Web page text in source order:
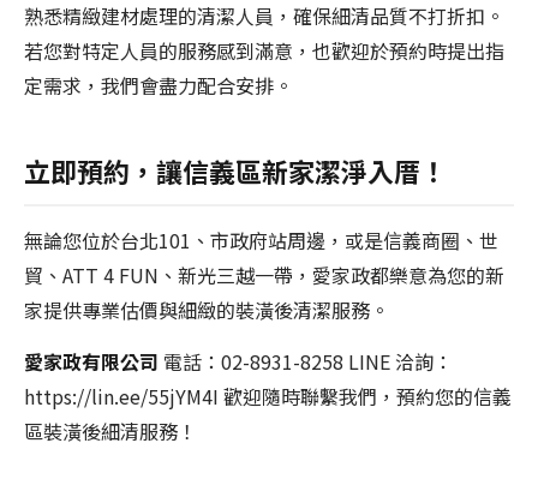
熟悉精緻建材處理的清潔人員，確保細清品質不打折扣。
若您對特定人員的服務感到滿意，也歡迎於預約時提出指
定需求，我們會盡力配合安排。
立即預約，讓信義區新家潔淨入厝！
無論您位於台北101、市政府站周邊，或是信義商圈、世
貿、ATT 4 FUN、新光三越一帶，愛家政都樂意為您的新
家提供專業估價與細緻的裝潢後清潔服務。
愛家政有限公司 電話：02-8931-8258 LINE 洽詢：
https://lin.ee/55jYM4I 歡迎隨時聯繫我們，預約您的信義
區裝潢後細清服務！